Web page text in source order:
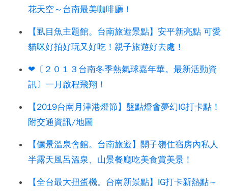
花天空～台南最美咖啡廳！
【虱目魚主題館。台南旅遊景點】安平新亮點 可愛
貓咪好拍好玩又好吃！親子旅遊好去處！
❤〔２０１３台南冬季熱氣球嘉年華。最新活動資
訊〕一月啟程飛翔！
【2019台南月津港燈節】盤點燈會夢幻IG打卡點！
附交通資訊/地圖
【儷景溫泉會館。台南旅遊】關子嶺住宿房內私人
半露天風呂溫泉、山景餐廳吃美食賞美景！
【全台最大扭蛋機。台南新景點】IG打卡新熱點～